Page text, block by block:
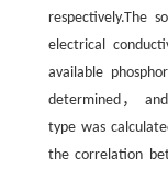
respectively.The
electrical
available
determined，
type was
the correlation